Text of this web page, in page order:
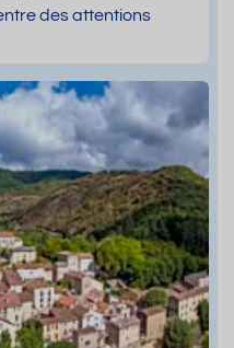
des attentions